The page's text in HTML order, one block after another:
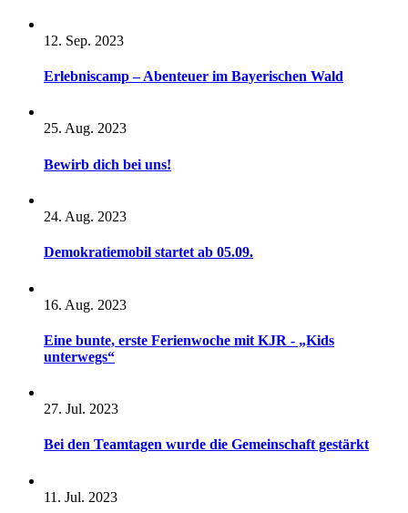
12. Sep. 2023
Erlebniscamp – Abenteuer im Bayerischen Wald
25. Aug. 2023
Bewirb dich bei uns!
24. Aug. 2023
Demokratiemobil startet ab 05.09.
16. Aug. 2023
Eine bunte, erste Ferienwoche mit KJR - „Kids
unterwegs“
27. Jul. 2023
Bei den Teamtagen wurde die Gemeinschaft gestärkt
11. Jul. 2023